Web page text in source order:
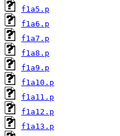
f1a5.p
f1a6.p
f1a7.p
f1a8.p
f1a9.p
f1a10.p
f1a11.p
f1a12.p
f1a13.p